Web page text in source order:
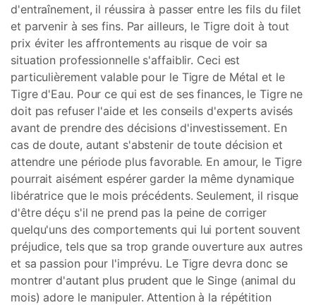
d'entraînement, il réussira à passer entre les fils du filet
et parvenir à ses fins. Par ailleurs, le Tigre doit à tout
prix éviter les affrontements au risque de voir sa
situation professionnelle s'affaiblir. Ceci est
particulièrement valable pour le Tigre de Métal et le
Tigre d'Eau. Pour ce qui est de ses finances, le Tigre ne
doit pas refuser l'aide et les conseils d'experts avisés
avant de prendre des décisions d'investissement. En
cas de doute, autant s'abstenir de toute décision et
attendre une période plus favorable. En amour, le Tigre
pourrait aisément espérer garder la même dynamique
libératrice que le mois précédents. Seulement, il risque
d'être déçu s'il ne prend pas la peine de corriger
quelqu'uns des comportements qui lui portent souvent
préjudice, tels que sa trop grande ouverture aux autres
et sa passion pour l'imprévu. Le Tigre devra donc se
montrer d'autant plus prudent que le Singe (animal du
mois) adore le manipuler. Attention à la répétition